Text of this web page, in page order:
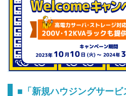
■「新規ハウジングサー